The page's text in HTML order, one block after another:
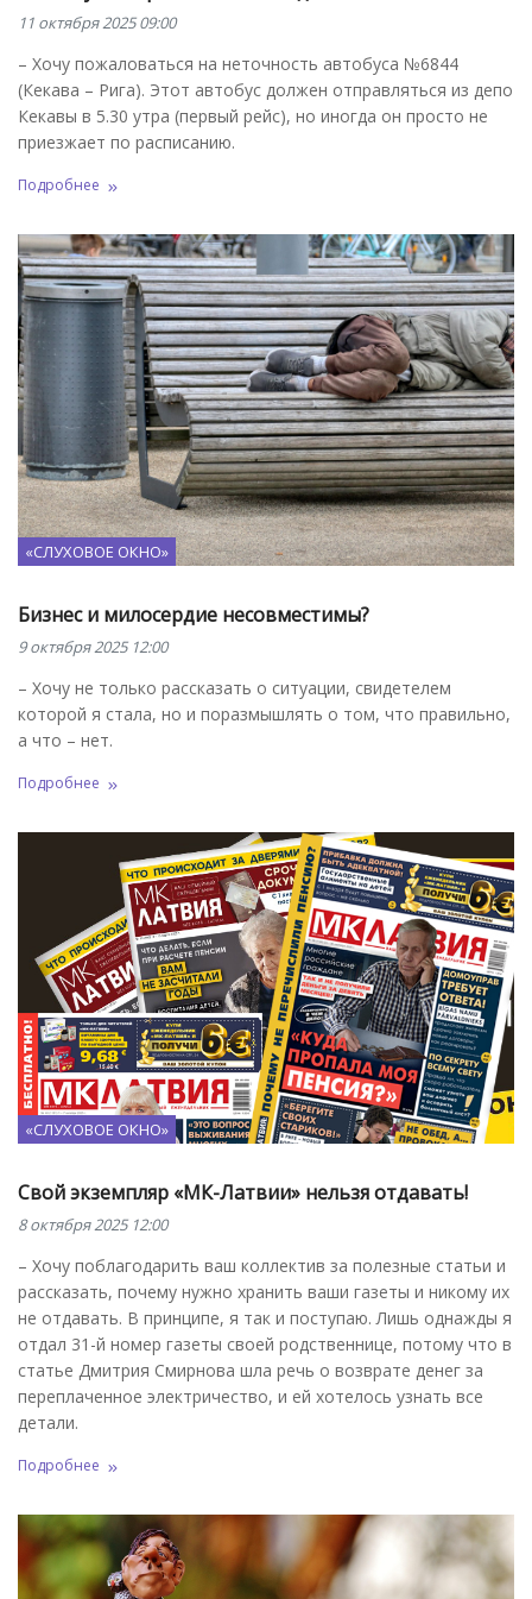
11 октября 2025 09:00
– Хочу пожаловаться на неточность автобуса №6844
(Кекава – Рига). Этот автобус должен отправляться из депо
Кекавы в 5.30 утра (первый рейс), но иногда он просто не
приезжает по расписанию.
Подробнее
«СЛУХОВОЕ ОКНО»
Бизнес и милосердие несовместимы?
9 октября 2025 12:00
– Хочу не только рассказать о ситуации, свидетелем
которой я стала, но и поразмышлять о том, что правильно,
а что – нет.
Подробнее
«СЛУХОВОЕ ОКНО»
Свой экземпляр «МК-Латвии» нельзя отдавать!
8 октября 2025 12:00
– Хочу поблагодарить ваш коллектив за полезные статьи и
рассказать, почему нужно хранить ваши газеты и никому их
не отдавать. В принципе, я так и поступаю. Лишь однажды я
отдал 31-й номер газеты своей родственнице, потому что в
статье Дмитрия Смирнова шла речь о возврате денег за
переплаченное электричество, и ей хотелось узнать все
детали.
Подробнее